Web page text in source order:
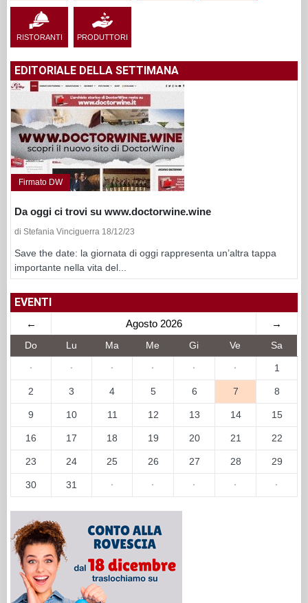
RISTORANTI PRODUTTORI
EDITORIALE DELLA SETTIMANA
Firmato DW
Da oggi ci trovi su www.doctorwine.wine
di Stefania Vinciguerra 18/12/23
Save the date: la giornata di oggi rappresenta un’altra tappa
importante nella vita del...
EVENTI
← Agosto 2026 →
Do Lu Ma Me Gi Ve Sa
· · · · · · 1
2 3 4 5 6 7 8
9 10 11 12 13 14 15
16 17 18 19 20 21 22
23 24 25 26 27 28 29
30 31 · · · · ·